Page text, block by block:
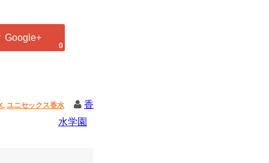
0
,ユニセックス香水
香
水学園